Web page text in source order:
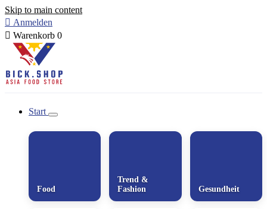
Skip to main content
 Anmelden
 Warenkorb 0
Start
Food
Trend &
Fashion
Gesundheit